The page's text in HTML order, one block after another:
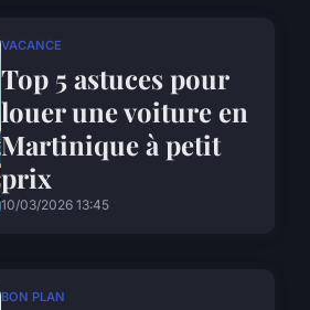
VACANCE
Top 5 astuces pour
louer une voiture en
Martinique à petit
prix
10/03/2026 13:45
BON PLAN